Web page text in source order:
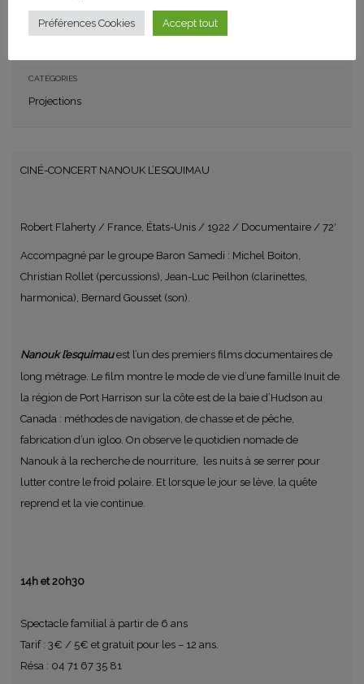
CATÉGORIES
Projections
CINÉ-CONCERT NANOUK L’ESQUIMAU
Robert Flaherty / France, États-Unis / 1922 / Documentaire / 72′
Accompagné par le groupe Baron Samedi : Michel Boiton,
Christian Rollet (percussions), Jean-Luc Peilhon (clarinettes,
harmonica), Bernard Gousset (son).
Nanouk l’esquimauest l’un des premiers films documentaires de
long métrage Le film montre le mode de vie d’une famille Inuit de
la région de Port Harrison sur la côte est de la baie d’Hudson au
Canada : méthodes de navigation, de chasse et de pêche,
fabrication d’un igloo. On observe le quotidien nomade de
Nanouk à la recherche de nourriture, les nuits à se serrer pour
lutter contre le froid polaire. Et lorsque le jour se lève, la quête
reprend et la vie continue.
14h et 20h30
Spectacle familial à partir de 6 ans
Tarif : 3€ / 5€ et gratuit pour les – 12 ans.
Résa : 04 71 67 35 81
Préférences Cookies Accept tout